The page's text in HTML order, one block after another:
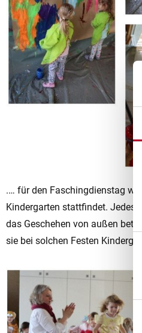
.… für den Faschingdienstag
Kindergarten stattfindet. Jedes
das Geschehen von außen
sie bei solchen Festen